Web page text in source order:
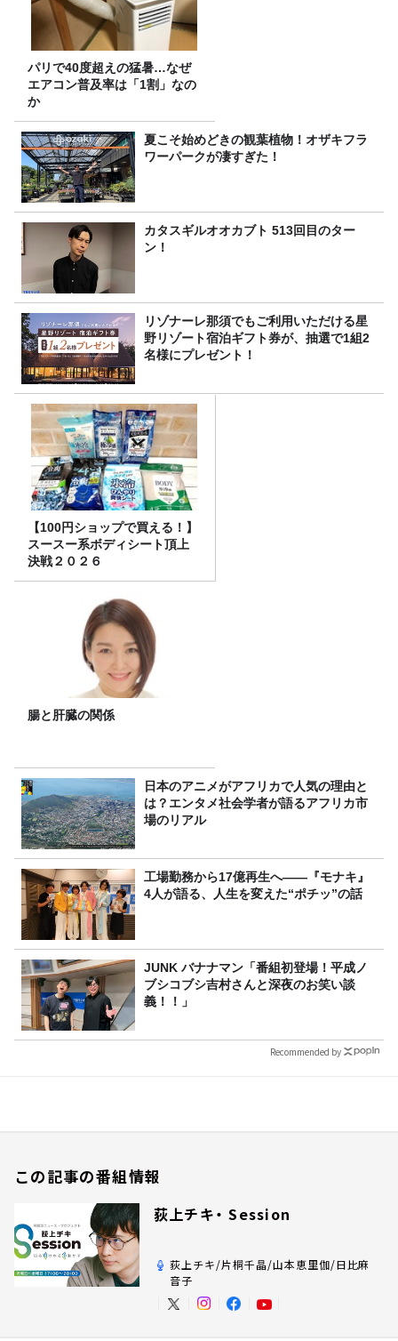
パリで40度超えの猛暑…なぜ
エアコン普及率は「1割」なの
か
夏こそ始めどきの観葉植物！オザキフラ
ワーパークが凄すぎた！
カタスギルオオカブト 513回目のター
ン！
リゾナーレ那須でもご利用いただける星
野リゾート宿泊ギフト券が、抽選で1組2
名様にプレゼント！
【100円ショップで買える！】
スースー系ボディシート頂上
決戦２０２６
腸と肝臓の関係
日本のアニメがアフリカで人気の理由と
は？エンタメ社会学者が語るアフリカ市
場のリアル
工場勤務から17億再生へ——『モナキ』
4人が語る、人生を変えた“ポチッ”の話
JUNK バナナマン「番組初登場！平成ノ
ブシコブシ吉村さんと深夜のお笑い談
義！！」
Recommended by
この記事の番組情報
荻上チキ・ Session
荻上チキ/片桐千晶/山本恵里伽/日比麻
音子